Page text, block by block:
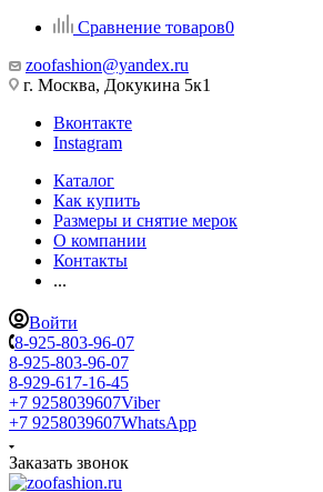
Сравнение товаров0
zoofashion@yandex.ru
г. Москва, Докукина 5к1
Вконтакте
Instagram
Каталог
Как купить
Размеры и снятие мерок
О компании
Контакты
...
Войти
8-925-803-96-07
8-925-803-96-07
8-929-617-16-45
+7 9258039607Viber
+7 9258039607WhatsApp
Заказать звонок